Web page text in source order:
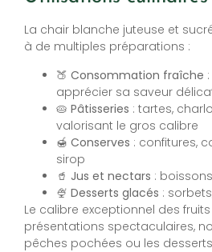
La chair blanche juteuse et
à de multiples préparations :
🍑 Consommation fraîche
apprécier sa saveur
🥧 Pâtisseries : tartes,
valorisant le gros calibre
🍯 Conserves : confitures,
sirop
🥤 Jus et nectars :
🍨 Desserts glacés :
Le calibre exceptionnel des
présentations spectaculaires,
pêches pochées ou les